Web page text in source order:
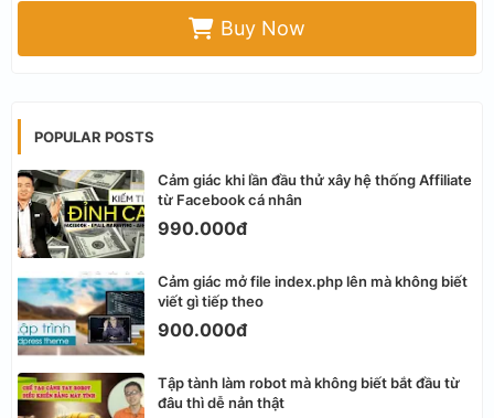
Buy Now
POPULAR POSTS
Cảm giác khi lần đầu thử xây hệ thống Affiliate
từ Facebook cá nhân
990.000đ
Cảm giác mở file index.php lên mà không biết
viết gì tiếp theo
900.000đ
Tập tành làm robot mà không biết bắt đầu từ
đâu thì dễ nản thật